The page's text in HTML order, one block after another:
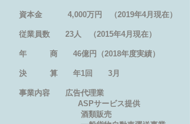
資本金 4,000万円 （2019年4月現在）
従業員数 23人 （2015年4月現在）
年 商 46億円（2018年度実績）
決 算 年1回 3月
事業内容 広告代理業
ASPサービス提供
酒類販売